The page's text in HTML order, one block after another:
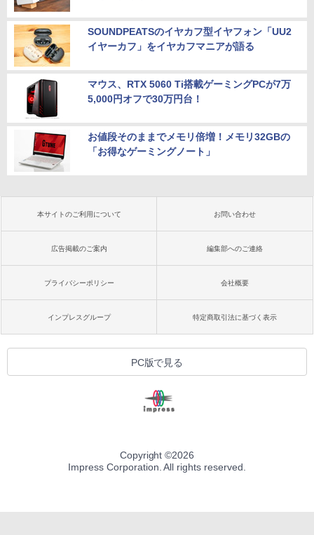
SOUNDPEATSのイヤカフ型イヤフォン「UU2
イヤーカフ」をイヤカフマニアが語る
マウス、RTX 5060 Ti搭載ゲーミングPCが7万
5,000円オフで30万円台！
お値段そのままでメモリ倍増！メモリ32GBの
「お得なゲーミングノート」
本サイトのご利用について お問い合わせ
広告掲載のご案内 編集部へのご連絡
プライバシーポリシー 会社概要
インプレスグループ 特定商取引法に基づく表示
PC版で見る
Copyright ©2026
Impress Corporation. All rights reserved.